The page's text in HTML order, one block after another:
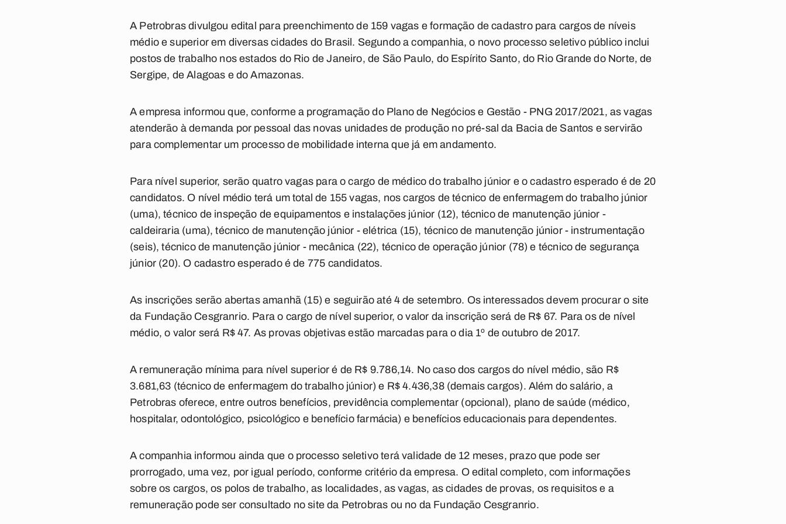
A Petrobras divulgou edital para preenchimento de 159 vagas e formação de cadastro para cargos de níveis
médio e superior em diversas cidades do Brasil. Segundo a companhia, o novo processo seletivo público inclui
postos de trabalho nos estados do Rio de Janeiro, de São Paulo, do Espírito Santo, do Rio Grande do Norte, de
Sergipe, de Alagoas e do Amazonas.
A empresa informou que, conforme a programação do Plano de Negócios e Gestão - PNG 2017/2021, as vagas
atenderão à demanda por pessoal das novas unidades de produção no pré-sal da Bacia de Santos e servirão
para complementar um processo de mobilidade interna que já em andamento.
Para nível superior, serão quatro vagas para o cargo de médico do trabalho júnior e o cadastro esperado é de 20
candidatos. O nível médio terá um total de 155 vagas, nos cargos de técnico de enfermagem do trabalho júnior
(uma), técnico de inspeção de equipamentos e instalações júnior (12), técnico de manutenção júnior -
caldeiraria (uma), técnico de manutenção júnior - elétrica (15), técnico de manutenção júnior - instrumentação
(seis), técnico de manutenção júnior - mecânica (22), técnico de operação júnior (78) e técnico de segurança
júnior (20). O cadastro esperado é de 775 candidatos.
As inscrições serão abertas amanhã (15) e seguirão até 4 de setembro. Os interessados devem procurar o site
da Fundação Cesgranrio. Para o cargo de nível superior, o valor da inscrição será de R$ 67. Para os de nível
médio, o valor será R$ 47. As provas objetivas estão marcadas para o dia 1º de outubro de 2017.
A remuneração mínima para nível superior é de R$ 9.786,14. No caso dos cargos do nível médio, são R$
3.681,63 (técnico de enfermagem do trabalho júnior) e R$ 4.436,38 (demais cargos). Além do salário, a
Petrobras oferece, entre outros benefícios, previdência complementar (opcional), plano de saúde (médico,
hospitalar, odontológico, psicológico e benefício farmácia) e benefícios educacionais para dependentes.
A companhia informou ainda que o processo seletivo terá validade de 12 meses, prazo que pode ser
prorrogado, uma vez, por igual período, conforme critério da empresa. O edital completo, com informações
sobre os cargos, os polos de trabalho, as localidades, as vagas, as cidades de provas, os requisitos e a
remuneração pode ser consultado no site da Petrobras ou no da Fundação Cesgranrio.